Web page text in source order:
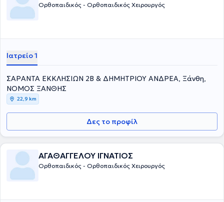
Ορθοπαιδικός - Ορθοπαιδικός Χειρουργός
Ιατρείο 1
ΣΑΡΑΝΤΑ ΕΚΚΛΗΣΙΩΝ 2Β & ΔΗΜΗΤΡΙΟΥ ΑΝΔΡΕΑ, Ξάνθη,
ΝΟΜΟΣ ΞΑΝΘΗΣ
22,9 km
Δες το προφίλ
ΑΓΑΘΑΓΓΕΛΟΥ ΙΓΝΑΤΙΟΣ
Ορθοπαιδικός - Ορθοπαιδικός Χειρουργός